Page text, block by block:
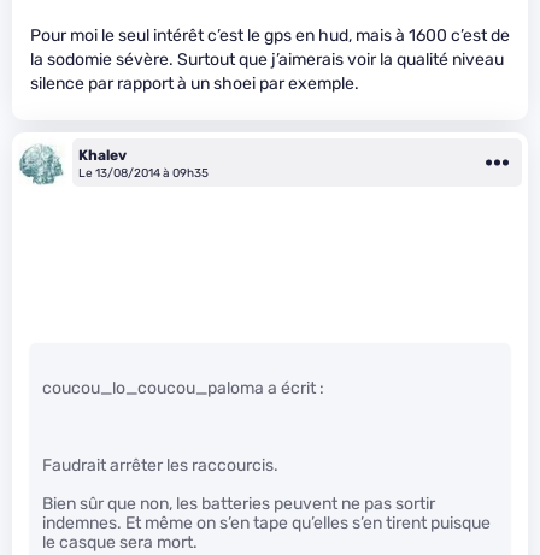
Pour moi le seul intérêt c’est le gps en hud, mais à 1600 c’est de
la sodomie sévère. Surtout que j’aimerais voir la qualité niveau
silence par rapport à un shoei par exemple.
Khalev
Le 13/08/2014 à 09h35
coucou_lo_coucou_paloma a écrit :
Faudrait arrêter les raccourcis.
Bien sûr que non, les batteries peuvent ne pas sortir
indemnes. Et même on s’en tape qu’elles s’en tirent puisque
le casque sera mort.